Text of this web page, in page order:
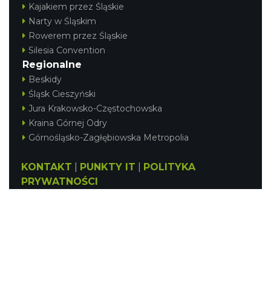
Juromania na Zamku Bydlin: 19.09.2026
(sobota)
Bydlin
8.86 km
Kajakiem przez Śląskie
Narty w Śląskim
Rowerem przez Śląskie
Silesia Convention
Regionalne
Beskidy
Śląsk Cieszyński
Jura Krakowsko-Częstochowska
Kraina Górnej Odry
Górnośląsko-Zagłębiowska Metropolia
KONTAKT PUNKTY IT
POLITYKA
PRYWATNOŚCI